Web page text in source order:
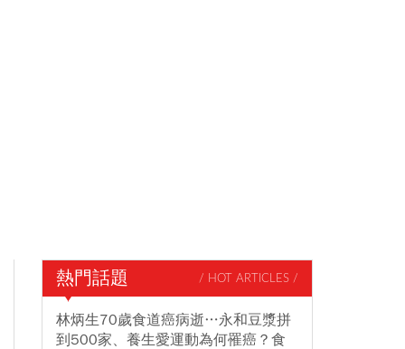
熱門話題 / HOT ARTICLES /
林炳生70歲食道癌病逝…永和豆漿拼
到500家、養生愛運動為何罹癌？食